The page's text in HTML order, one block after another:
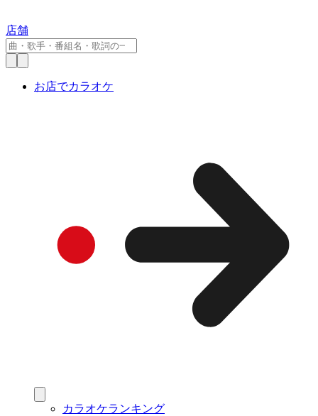
店舗
お店でカラオケ
カラオケランキング